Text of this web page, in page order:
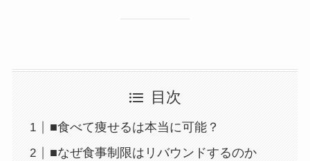
目次
■食べて痩せるは本当に可能？
■なぜ食事制限はリバウンドするのか